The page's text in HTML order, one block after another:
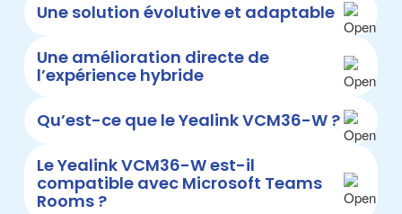
Une solution évolutive et adaptable
Une amélioration directe de
l’expérience hybride
Qu’est-ce que le Yealink VCM36-W ?
Le Yealink VCM36-W est-il
compatible avec Microsoft Teams
Rooms ?